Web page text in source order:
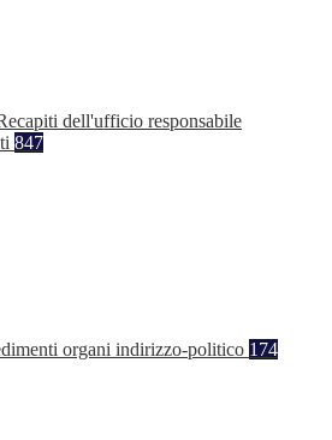
dell'ufficio responsabile
847
organi indirizzo-politico 174